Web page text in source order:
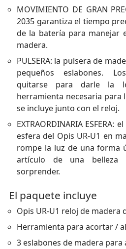
MOVIMIENTO DE GRAN
2035 garantiza el tiempo
de la batería para manejar
madera.
PULSERA: la pulsera de
pequeños eslabones.
quitarse para darle la
herramienta necesaria para
se incluye junto con el reloj.
EXTRAORDINARIA
esfera del Opis UR-U1 en
rompe la luz de una forma
artículo de una belleza
sorprender.
El paquete incluye
Opis UR-U1 reloj de madera
Herramienta para acortar /
3 eslabones de madera